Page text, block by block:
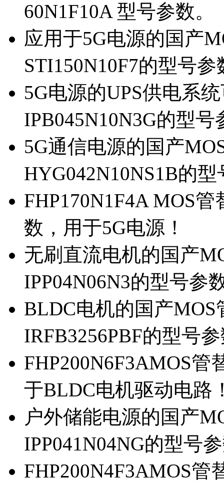
60N1F10A 型号参数。
应用于5G电源的国产
STI150N10F7的型号参
5G电源的UPS供电系
IPB045N10N3G的型号
5G通信电源的国产
HYG042N10NS1B的
FHP170N1F4A MOS
数，用于5G电源！
无刷直流电机的国产
IPP04N06N3的型号参
BLDC电机的国产MOS
IRFB3256PBF的型号
FHP200N6F3AMOS管
于BLDC电机驱动电路
户外储能电源的国产
IPP041N04NG的型号
FHP200N4F3AMOS管